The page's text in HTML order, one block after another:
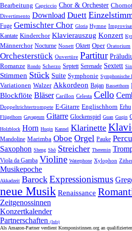
Bearbeitung Capriccio Chor & Orchester
Divertimento Download Duett
Fuge Gemischter Chor Gloria Hymne
Kantate Kinderchor Klavierauszug Konzert
Männerchor Nocturne Nonett Oktett Oper Oratorium
Orchesterstück Ouvertüre Partitur
Romanze Rondo Scherzo Septett Serenade Sextett
Stimmen Stück Suite Symphonie Symphonische
Variationen Walzer Akkordeon Bajan Bassetthorn
Blockflöte Bläser Carillon Celesta Cello
Doppeltrichtertrompete E-Gitarre Englischhorn Erhu
Flügelhorn Gayageum Gitarre Glockenspiel Guan Guqin
Holzblock Horn Huqin Kannel Klarinette
Mandoline Marimba Oboe Orgel Pauke
Saxophon Sheng Shō Streicher Theremin
Viola da Gamba Violine Waterphone Xylophon
Musikepoche
Akkadzeit Barock Expressionismus
neue Musik Renaissance
Zeitgenossinnen
Konzertkalender
Partnerschaften (Info)
Als Amazon-Partner verdient Komponistinnen.org an qualifizierten